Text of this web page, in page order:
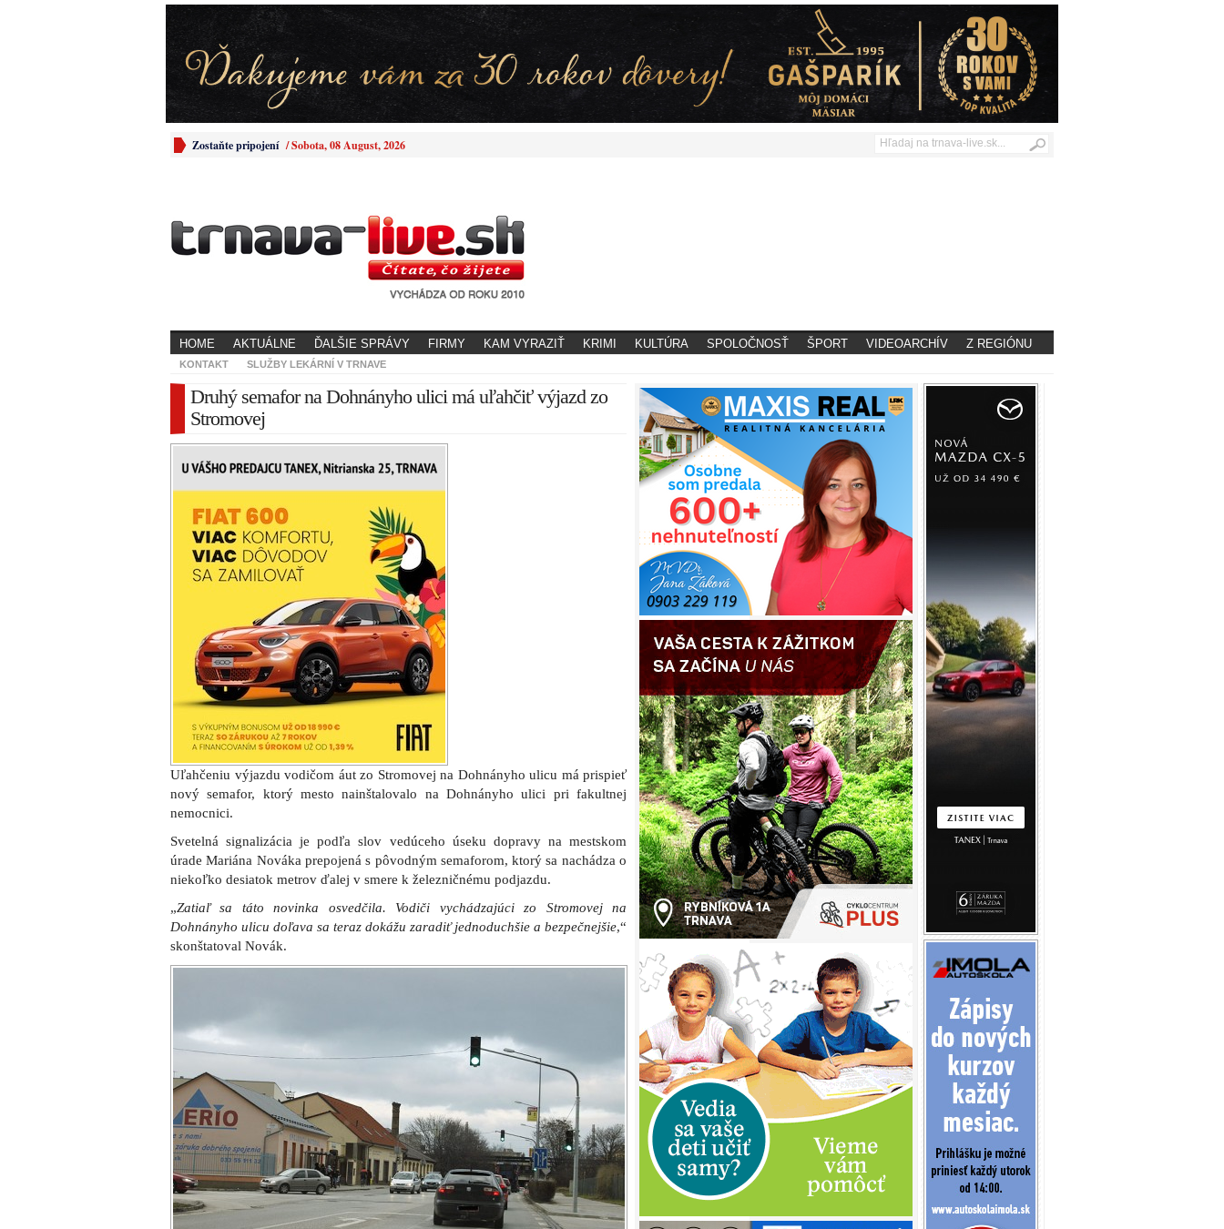
Zostaňte pripojení /Sobota, 08 August, 2026
HOME AKTUÁLNE ĎALŠIE SPRÁVY FIRMY KAM VYRAZIŤ KRIMI KULTÚRA SPOLOČNOSŤ ŠPORT VIDEOARCHÍV Z REGIÓNU
KONTAKT SLUŽBY LEKÁRNÍ V TRNAVE
Druhý semafor na Dohnányho ulici má uľahčiť výjazd zo
Stromovej
Uľahčeniu výjazdu vodičom áut zo Stromovej na Dohnányho ulicu má prispieť
nový semafor, ktorý mesto nainštalovalo na Dohnányho ulici pri fakultnej
nemocnici.
Svetelná signalizácia je podľa slov vedúceho úseku dopravy na mestskom
úrade Mariána Nováka prepojená s pôvodným semaforom, ktorý sa nachádza o
niekoľko desiatok metrov ďalej v smere k železničnému podjazdu.
„Zatiaľ sa táto novinka osvedčila. Vodiči vychádzajúci zo Stromovej na
Dohnányho ulicu doľava sa teraz dokážu zaradiť jednoduchšie a bezpečnejšie,“
skonštatoval Novák.